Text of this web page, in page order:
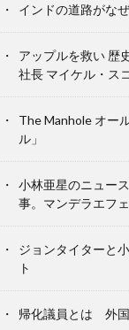
インドの道路がな
アップルを救い 歴
社長 マイケル・ス
The Manhole オー
ル」
小林亜星のニュー
事。マンデラエフ
ジョンタイターと
ト
帰化議員とは 外国